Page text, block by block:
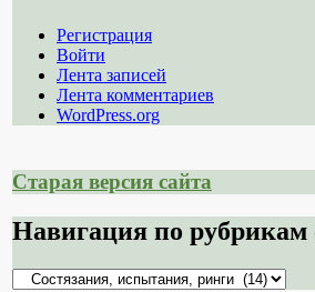
Регистрация
Войти
Лента записей
Лента комментариев
WordPress.org
Старая версия сайта
Навигация по рубрикам
Навигация